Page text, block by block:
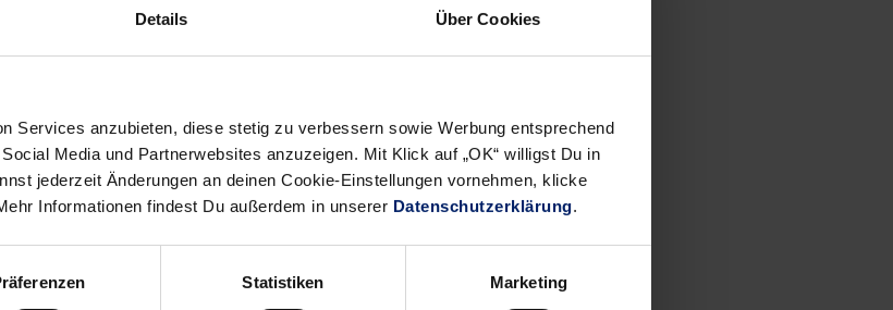
Details Über Cookies
Services anzubieten, diese stetig zu verbessern sowie Werbung entsprechend
Media und Partnerwebsites anzuzeigen. Mit Klick auf „OK“ willigst Du in
jederzeit Änderungen an deinen Cookie-Einstellungen vornehmen, klicke
Informationen findest Du außerdem in unserer Datenschutzerklärung.
Statistiken Marketing
previous
News:
Rhein-
Neckar
newst
News:
Geschäftsstellen
in